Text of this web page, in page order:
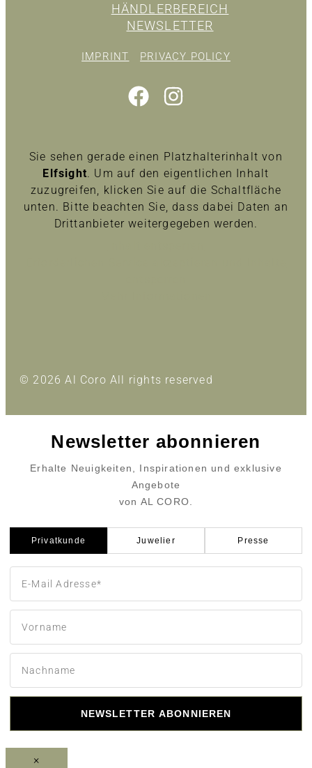
HÄNDLERBEREICH
NEWSLETTER
IMPRINT PRIVACY POLICY
Sie sehen gerade einen Platzhalterinhalt von
Elfsight. Um auf den eigentlichen Inhalt
zuzugreifen, klicken Sie auf die Schaltfläche
unten. Bitte beachten Sie, dass dabei Daten an
Drittanbieter weitergegeben werden.
© 2026 Al Coro All rights reserved
Newsletter abonnieren
Erhalte Neuigkeiten, Inspirationen und exklusive
Angebote
von AL CORO.
Privatkunde Juwelier Presse
NEWSLETTER ABONNIEREN
×